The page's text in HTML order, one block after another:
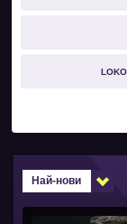
Най-нови